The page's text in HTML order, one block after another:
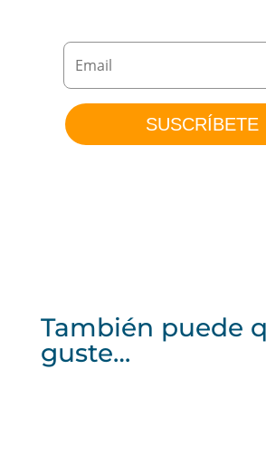
SUSCRÍBETE
También puede
guste…